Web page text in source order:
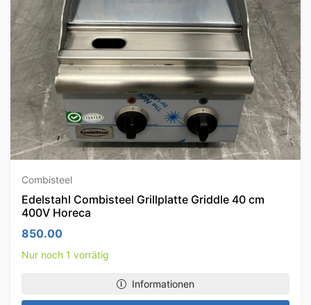
Combisteel
Edelstahl Combisteel Grillplatte Griddle 40 cm
400V Horeca
850.00
Nur noch 1 vorrätig
Informationen